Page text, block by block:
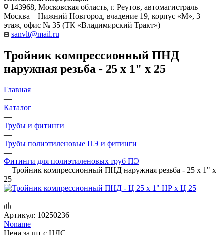
143968, Московская область, г. Реутов, автомагистраль
Москва – Нижний Новгород, владение 19, корпус «М», 3
этаж, офис № 35 (ТК «Владимирский Тракт»)
sanvlt@mail.ru
Тройник компрессионный ПНД
наружная резьба - 25 х 1" х 25
Главная
—
Каталог
—
Трубы и фитинги
—
Трубы полиэтиленовые ПЭ и фитинги
—
Фитинги для полиэтиленовых труб ПЭ
—Тройник компрессионный ПНД наружная резьба - 25 х 1" х
25
Артикул: 10250236
Noname
Цена за шт с НДС